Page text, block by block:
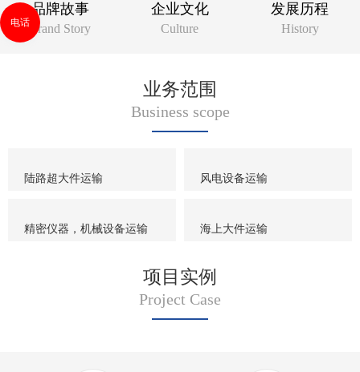
品牌故事
Brand Story
企业文化
Culture
发展历程
History
业务范围
Business scope
陆路超大件运输 风电设备运输
精密仪器，机械设备运输 海上大件运输
项目实例
Project Case
电话